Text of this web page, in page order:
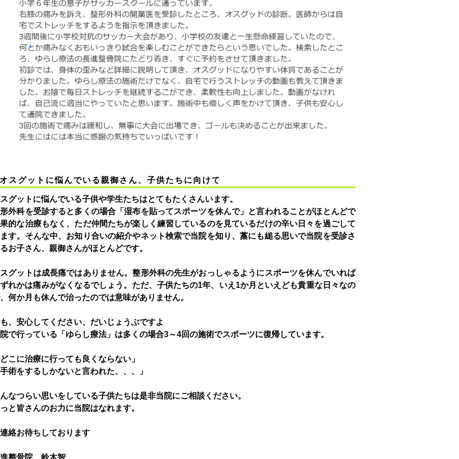
オスグットに悩んでいる親御さん、子供たちに向けて
グットに悩んでいる子供や学生たちはとてもたくさんいます。
外科を受診すると多くの場合「湿布を貼ってスポーツを休んで」と言われることがほとんどで
的な治療もなく、ただ仲間たちが楽しく練習しているのを見ているだけの辛い日々を過ごして
す。 そんな中、お知り合いの紹介やネット検索で当院を知り、藁にも縋る思いで当院を受診さ
お子さん、親御さんがほとんどです。
グットは成長痛ではありません。整形外科の先生がおっしゃるようにスポーツを休んでいれば
れかは痛みがなくなるでしょう。ただ、子供たちの1年、いえ1か月といえども貴重な日々なの
何か月も休んで治ったのでは意味がありません。
、安心してください、だいじょうぶですよ
で行っている「ゆらし療法」は多くの場合3～4回の施術でスポーツに復帰しています。
こに治療に行っても良くならない」
術をするしかないと言われた、、、」
なつらい思いをしている子供たちは是非当院にご相談ください。
と皆さんのお力に当院はなれます。
絡お待ちしております
整骨院 鈴木智